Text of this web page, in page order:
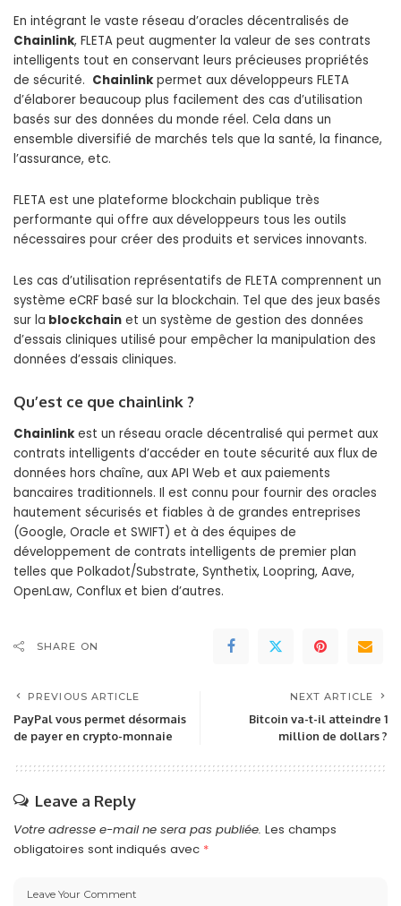
En intégrant le vaste réseau d’oracles décentralisés de
Chainlink, FLETA peut augmenter la valeur de ses contrats
intelligents tout en conservant leurs précieuses propriétés
de sécurité. Chainlink permet aux développeurs FLETA
d’élaborer beaucoup plus facilement des cas d’utilisation
basés sur des données du monde réel. Cela dans un
ensemble diversifié de marchés tels que la santé, la finance,
l’assurance, etc.
FLETA est une plateforme blockchain publique très
performante qui offre aux développeurs tous les outils
nécessaires pour créer des produits et services innovants.
Les cas d’utilisation représentatifs de FLETA comprennent un
système eCRF basé sur la blockchain. Tel que des jeux basés
sur la blockchain et un système de gestion des données
d’essais cliniques utilisé pour empêcher la manipulation des
données d’essais cliniques.
Qu’est ce que chainlink ?
Chainlink est un réseau oracle décentralisé qui permet aux
contrats intelligents d’accéder en toute sécurité aux flux de
données hors chaîne, aux API Web et aux paiements
bancaires traditionnels. Il est connu pour fournir des oracles
hautement sécurisés et fiables à de grandes entreprises
(Google, Oracle et SWIFT) et à des équipes de
développement de contrats intelligents de premier plan
telles que Polkadot/Substrate, Synthetix, Loopring, Aave,
OpenLaw, Conflux et bien d’autres.
SHARE ON
PREVIOUS ARTICLE
PayPal vous permet désormais
de payer en crypto-monnaie
NEXT ARTICLE
Bitcoin va-t-il atteindre 1
million de dollars ?
Leave a Reply
Votre adresse e-mail ne sera pas publiée. Les champs
obligatoires sont indiqués avec *